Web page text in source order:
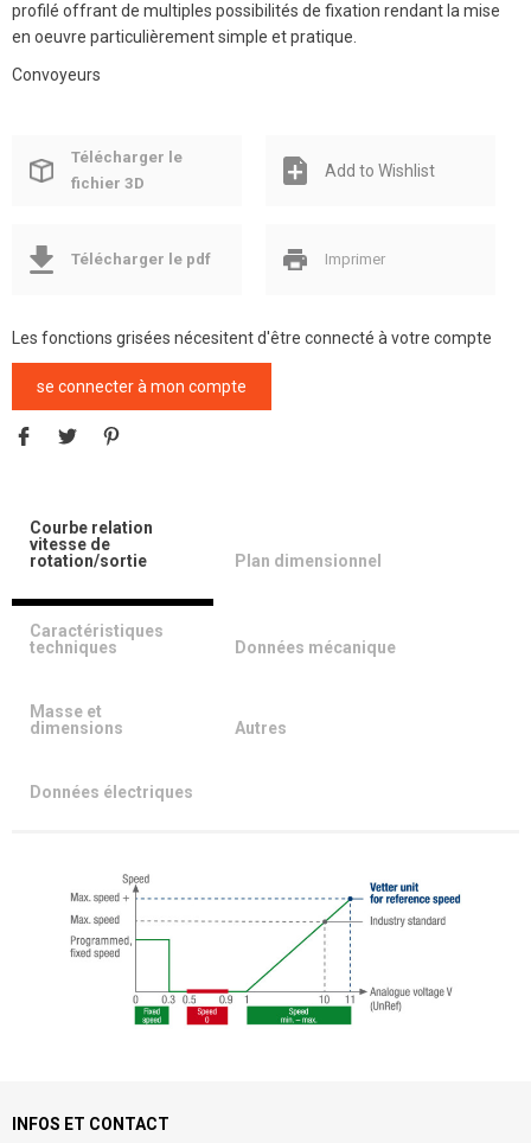
profilé offrant de multiples possibilités de fixation rendant la mise
en oeuvre particulièrement simple et pratique.
Convoyeurs
Télécharger le
fichier 3D
Add to Wishlist
Télécharger le pdf Imprimer
Les fonctions grisées nécesitent d'être connecté à votre compte
se connecter à mon compte
Courbe relation
vitesse de
rotation/sortie
Plan dimensionnel
Caractéristiques
techniques
Données mécanique
Masse et
dimensions
Autres
Données électriques
INFOS ET CONTACT